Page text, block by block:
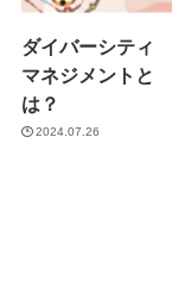
ダイバーシティ
マネジメントと
は？
2024.07.26